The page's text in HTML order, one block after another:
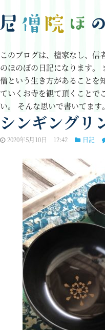
このブログは、檀家なし、信
のほのぼの日記になります。
僧という生き方があることを
ていくお寺を観て頂くことで
い。 そんな思いで書いてます。
シンギングリ
2020年5月10日 12:42 日記